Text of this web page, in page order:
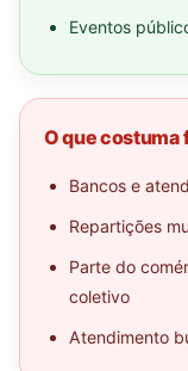
Eventos
O que costuma
Bancos e
Repartições
Parte do
coletivo
Atendimento